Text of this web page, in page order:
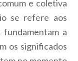
e coletiva
se refere aos
fundamentam a
os significados